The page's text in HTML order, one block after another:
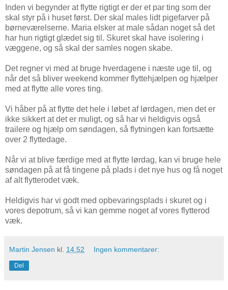
Inden vi begynder at flytte rigtigt er der et par ting som der
skal styr på i huset først. Der skal males lidt pigefarver på
børneværelserne. Maria elsker at male sådan noget så det
har hun rigtigt glædet sig til. Skuret skal have isolering i
væggene, og så skal der samles nogen skabe.
Det regner vi med at bruge hverdagene i næste uge til, og
når det så bliver weekend kommer flyttehjælpen og hjælper
med at flytte alle vores ting.
Vi håber på at flytte det hele i løbet af lørdagen, men det er
ikke sikkert at det er muligt, og så har vi heldigvis også
trailere og hjælp om søndagen, så flytningen kan fortsætte
over 2 flyttedage.
Når vi at blive færdige med at flytte lørdag, kan vi bruge hele
søndagen på at få tingene på plads i det nye hus og få noget
af alt flytterodet væk.
Heldigvis har vi godt med opbevaringsplads i skuret og i
vores depotrum, så vi kan gemme noget af vores flytterod
væk.
Martin Jensen kl. 14.52 Ingen kommentarer:
Del